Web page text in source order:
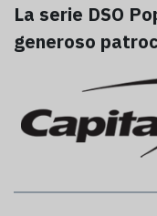
La serie DSO
generoso